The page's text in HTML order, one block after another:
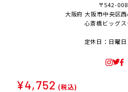
〒542-
大阪府 大阪市中央区
心斎橋ビッグ
定休日：日曜
© SPOTAKA Corporation.
¥4,752 (税込)